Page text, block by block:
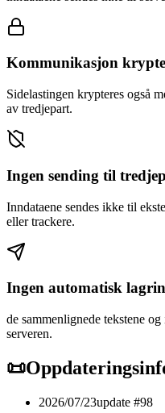
Kommunikasjon
Sidelastingen krypteres også
av tredjepart.
Ingen sending til
Inndataene sendes ikke til
eller trackere.
Ingen automatisk
de sammenlignede tekstene
serveren.
📜
2026/07/23update #98